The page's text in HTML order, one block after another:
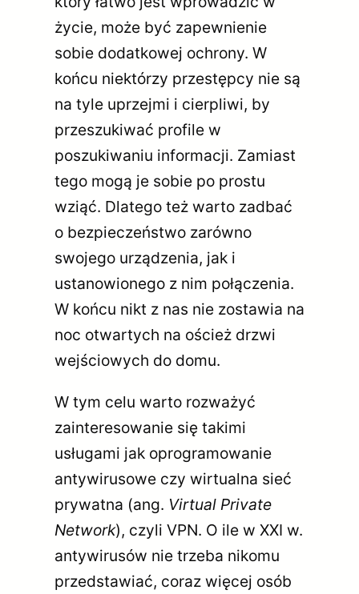
życie, może być zapewnienie
sobie dodatkowej ochrony. W
końcu niektórzy przestępcy nie są
na tyle uprzejmi i cierpliwi, by
przeszukiwać profile w
poszukiwaniu informacji. Zamiast
tego mogą je sobie po prostu
wziąć. Dlatego też warto zadbać
o bezpieczeństwo zarówno
swojego urządzenia, jak i
ustanowionego z nim połączenia.
W końcu nikt z nas nie zostawia na
noc otwartych na oścież drzwi
wejściowych do domu.
W tym celu warto rozważyć
zainteresowanie się takimi
usługami jak oprogramowanie
antywirusowe czy wirtualna sieć
prywatna (ang. Virtual Private
Network), czyli VPN. O ile w XXI w.
antywirusów nie trzeba nikomu
przedstawiać, coraz więcej osób